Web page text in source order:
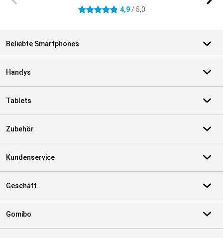
4.9 Sterne 4,9/ 5,0
Beliebte Smartphones
Handys
Tablets
Zubehör
Kundenservice
Geschäft
Gomibo